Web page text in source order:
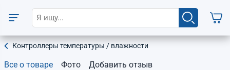
Контроллеры температуры / влажности
Все о товаре Фото Добавить отзыв